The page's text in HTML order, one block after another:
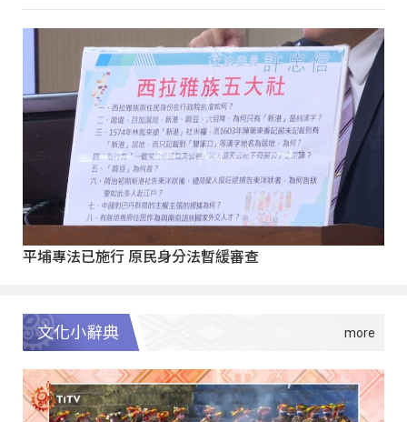
平埔專法已施行 原民身分法暫緩審查
文化小辭典